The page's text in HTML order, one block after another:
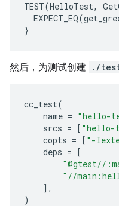
TEST(HelloTest,
EXPECT_EQ(
}
然后，为测试创建 ./
cc_test(
name = "hello-
srcs = [ "hello-
copts = [ "-
deps = [
"@gtest//
"//
],
)